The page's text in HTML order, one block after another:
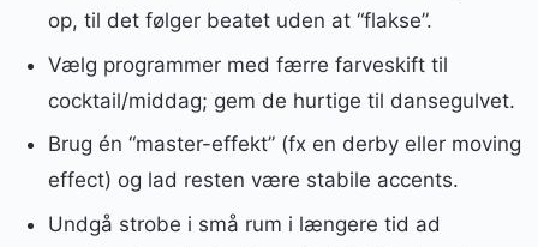
op, til det følger beatet uden at “flakse”.
Vælg programmer med færre farveskift til
cocktail/middag; gem de hurtige til dansegulvet.
Brug én “master-effekt” (fx en derby eller moving
effect) og lad resten være stabile accents.
Undgå strobe i små rum i længere tid ad